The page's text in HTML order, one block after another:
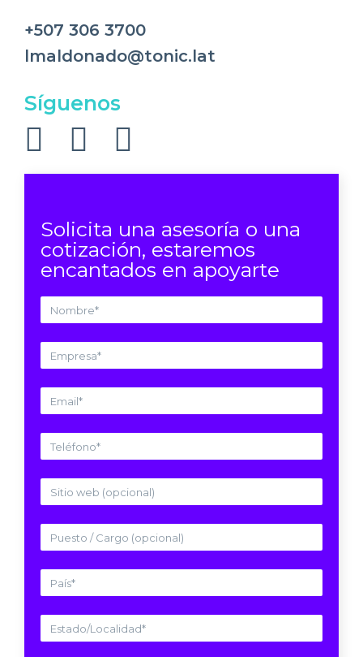
+507 306 3700
lmaldonado@tonic.lat
Síguenos
Solicita una asesoría o una
cotización, estaremos
encantados en apoyarte